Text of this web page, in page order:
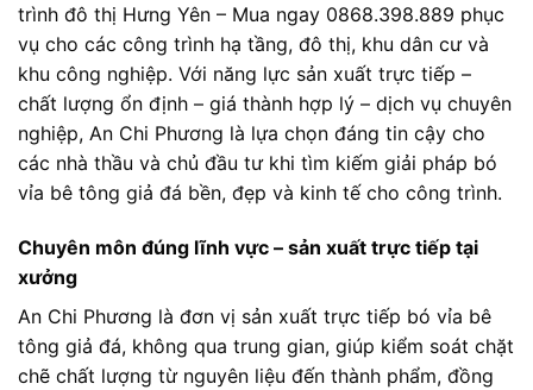
trình đô thị Hưng Yên – Mua ngay 0868.398.889 phục
vụ cho các công trình hạ tầng, đô thị, khu dân cư và
khu công nghiệp. Với năng lực sản xuất trực tiếp –
chất lượng ổn định – giá thành hợp lý – dịch vụ chuyên
nghiệp, An Chi Phương là lựa chọn đáng tin cậy cho
các nhà thầu và chủ đầu tư khi tìm kiếm giải pháp bó
vỉa bê tông giả đá bền, đẹp và kinh tế cho công trình.
Chuyên môn đúng lĩnh vực – sản xuất trực tiếp tại
xưởng
An Chi Phương là đơn vị sản xuất trực tiếp bó vỉa bê
tông giả đá, không qua trung gian, giúp kiểm soát chặt
chẽ chất lượng từ nguyên liệu đến thành phẩm, đồng